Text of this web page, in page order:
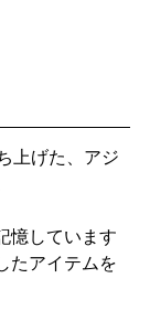
上げた、アジ
憶しています
たアイテムを